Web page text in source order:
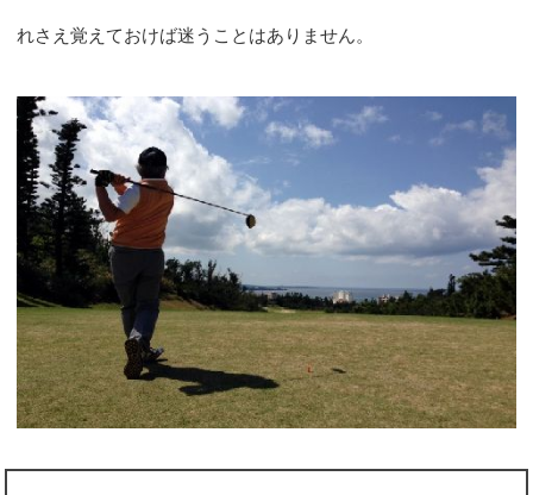
れさえ覚えておけば迷うことはありません。